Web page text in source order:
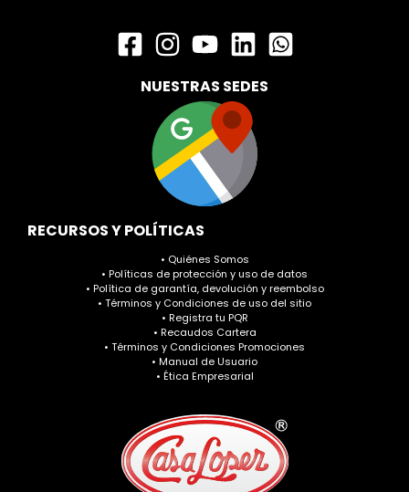
NUESTRAS SEDES
RECURSOS Y POLÍTICAS
• Quiénes Somos
• Políticas de protección y uso de datos
• Política de garantía, devolución y reembolso
• Términos y Condiciones de uso del sitio
• Registra tu PQR
• Recaudos Cartera
• Términos y Condiciones Promociones
• Manual de Usuario
• Ética Empresarial